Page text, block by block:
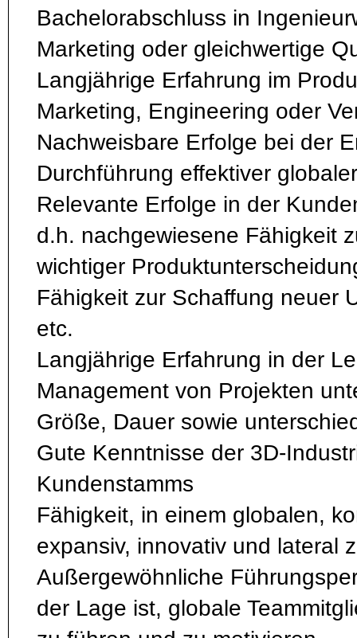
Bachelorabschluss in
Marketing oder gleichwertige
Langjährige Erfahrung im
Marketing, Engineering oder
Nachweisbare Erfolge bei der
Durchführung effektiver
Relevante Erfolge in der
d.h. nachgewiesene Fähigkeit
wichtiger
Fähigkeit zur Schaffung neuer
etc.
Langjährige Erfahrung in der
Management von Projekten
Größe, Dauer sowie
Gute Kenntnisse der 3D-
Kundenstamms
Fähigkeit, in einem globalen,
expansiv, innovativ und lateral
Außergewöhnliche
der Lage ist, globale